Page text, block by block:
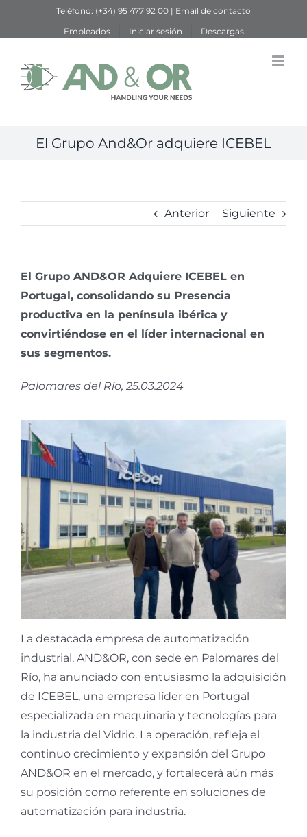
Teléfono: (+34) 95 477 92 00 | Email de contacto
Empleados
Iniciar sesión Descargas
El Grupo And&Or adquiere ICEBEL
Anterior Siguiente
El Grupo AND&OR Adquiere ICEBEL en
Portugal, consolidando su Presencia
productiva en la península ibérica y
convirtiéndose en el líder internacional en
sus segmentos.
Palomares del Río, 25.03.2024
La destacada empresa de automatización
industrial, AND&OR, con sede en Palomares del
Río, ha anunciado con entusiasmo la adquisición
de ICEBEL, una empresa líder en Portugal
especializada en maquinaria y tecnologías para
la industria del Vidrio. La operación, refleja el
continuo crecimiento y expansión del Grupo
AND&OR en el mercado, y fortalecerá aún más
su posición como referente en soluciones de
automatización para industria.